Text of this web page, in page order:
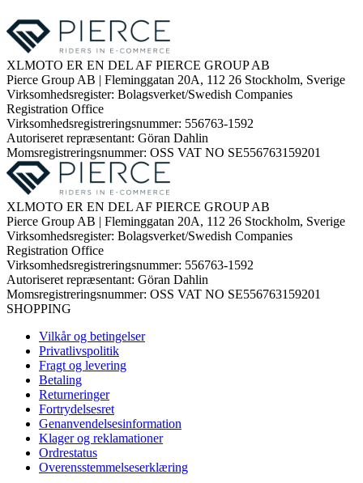
XLMOTO ER EN DEL AF PIERCE GROUP AB
Pierce Group AB | Fleminggatan 20A, 112 26 Stockholm, Sverige
Virksomhedsregister: Bolagsverket/Swedish Companies
Registration Office
Virksomhedsregistreringsnummer: 556763-1592
Autoriseret repræsentant: Göran Dahlin
Momsregistreringsnummer: OSS VAT NO SE556763159201
XLMOTO ER EN DEL AF PIERCE GROUP AB
Pierce Group AB | Fleminggatan 20A, 112 26 Stockholm, Sverige
Virksomhedsregister: Bolagsverket/Swedish Companies
Registration Office
Virksomhedsregistreringsnummer: 556763-1592
Autoriseret repræsentant: Göran Dahlin
Momsregistreringsnummer: OSS VAT NO SE556763159201
SHOPPING
Vilkår og betingelser
Privatlivspolitik
Fragt og levering
Betaling
Returneringer
Fortrydelsesret
Genanvendelsesinformation
Klager og reklamationer
Ordrestatus
Overensstemmelseserklæring